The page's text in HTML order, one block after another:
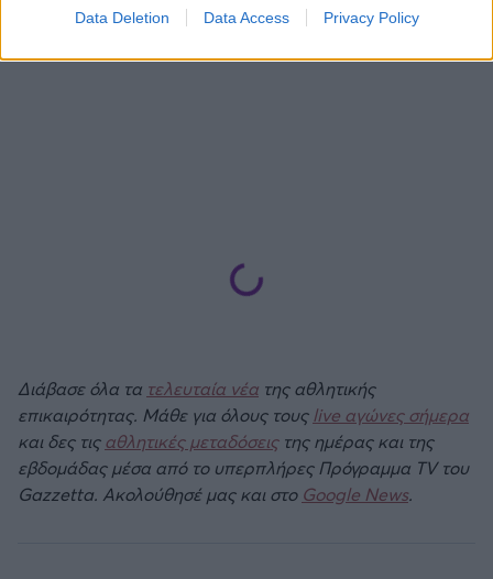
Data Deletion Data Access Privacy Policy
Διάβασε όλα τα τελευταία νέα της αθλητικής
επικαιρότητας. Μάθε για όλους τους live αγώνες σήμερα
και δες τιςαθλητικές μεταδόσειςτης ημέρας και της
εβδομάδας μέσα από το υπερπλήρες Πρόγραμμα TV του
Gazzetta. Ακολούθησέ μας και στο Google News.